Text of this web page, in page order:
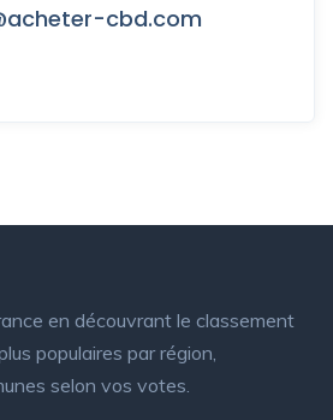
cbd.com
en découvrant le classement
populaires par région,
selon vos votes.